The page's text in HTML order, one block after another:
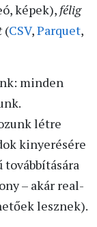
képek), félig
(CSV,Parquet,
minden
létre
kinyerésére
továbbítására
– akár real-
lesznek).